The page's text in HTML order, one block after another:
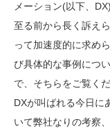
メーション(以下、
至る前から長く訴え
って加速度的に求め
び具体的な事例につ
で、そちらをご覧く
DXが叫ばれる今日に
いて弊社なりの考察